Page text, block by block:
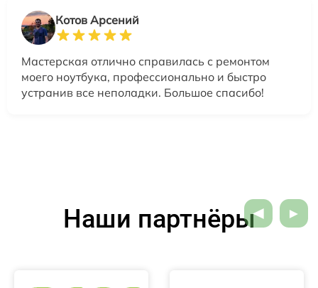
Котов Арсений
Мастерская отлично справилась с ремонтом
моего ноутбука, профессионально и быстро
устранив все неполадки. Большое спасибо!
Наши партнёры